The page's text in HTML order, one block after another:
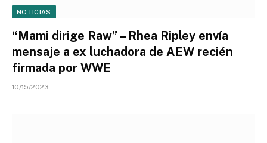
NOTICIAS
“Mami dirige Raw” – Rhea Ripley envía
mensaje a ex luchadora de AEW recién
firmada por WWE
10/15/2023